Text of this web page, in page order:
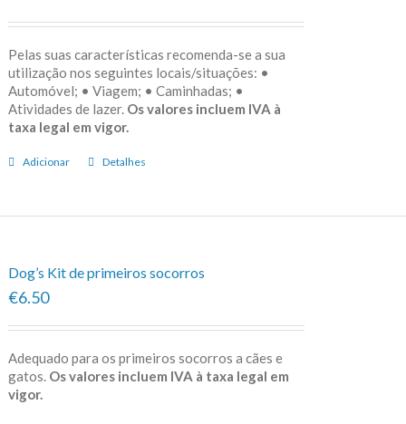
Pelas suas características recomenda-se a sua
utilização nos seguintes locais/situações: •
Automóvel; • Viagem; • Caminhadas; •
Atividades de lazer. Os valores incluem IVA à
taxa legal em vigor.
Adicionar Detalhes
Dog’s Kit de primeiros socorros
€6.50
Adequado para os primeiros socorros a cães e
gatos. Os valores incluem IVA à taxa legal em
vigor.